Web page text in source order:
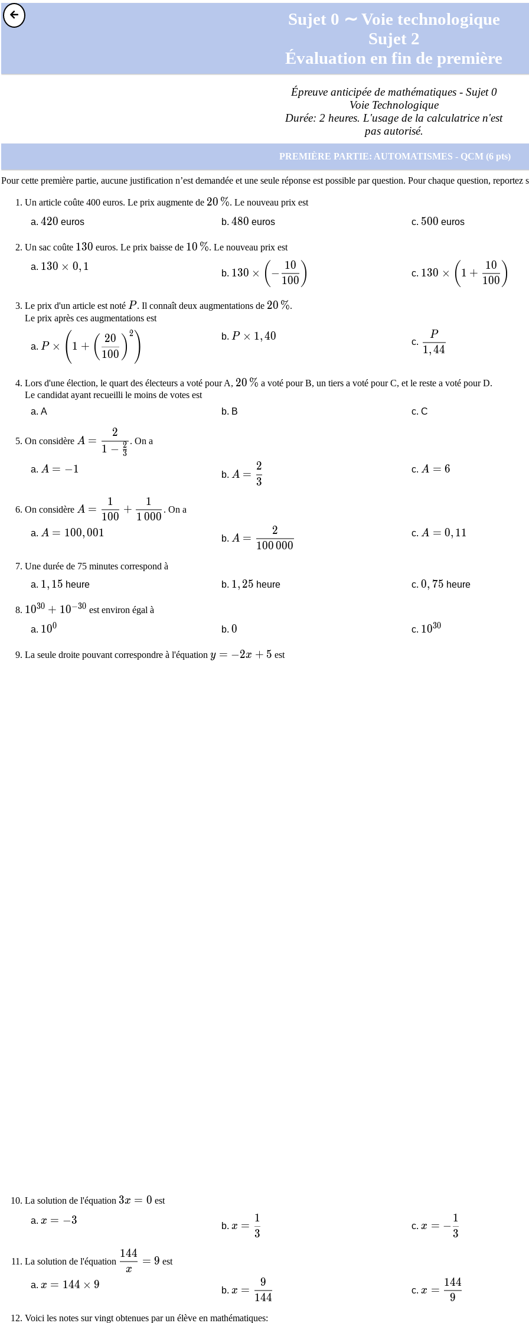
Sujet 0 ∼ Voie technologique
Sujet 2
Évaluation en fin de première
Épreuve anticipée de mathématiques - Sujet 0
Voie Technologique
Durée: 2 heures. L'usage de la calculatrice n'est
pas autorisé.
PREMIÈRE PARTIE: AUTOMATISMES - QCM (6 pts)
Pour cette première partie, aucune justification n’est demandée et une seule réponse est possible par question. Pour chaque question,
Un article coûte 400 euros. Le prix augmente de 20\,\%
20 %. Le nouveau prix est
420
420 euros 480
480 euros 500
500 euros
Un sac coûte 130
130 euros. Le prix baisse de 10\,\%
10 %. Le nouveau prix est
130 \times 0,1
130 × 0, 1 130 \times\left(-\dfrac{10}{100}\right)
130 × ( −
100
10 ) 130
130 × ( 1 +
100
10 )
Le prix d'un article est noté P
P. Il connaît deux augmentations de 20\,\%
20 %.
Le prix après ces augmentations est
P \times\left(1+\left(\dfrac{20}{100}\right)^{2}\right)
P × ( 1 + ( 100
20 ) 2 ) P \times 1,40
P × 1,40
\dfrac{P}{1,44}
1,44
P
Lors d'une élection, le quart des électeurs a voté pour A, 20\,\%
20 % a voté pour B, un tiers a voté pour C, et le reste a voté pour D.
Le candidat ayant recueilli le moins de votes est
A
B C
On considère A=\dfrac{2}{1-\frac{2}{3}}
A =
1 − 3
2
2
. On a
A = -1
A = −1 A = \dfrac{2}{3}
A =
3
2 A=6
A = 6
On considère A=\dfrac{1}{100}+\dfrac{1}{1\,000}
A =
100
1
+
1 000
1
. On a
A = 100,001
A = 100,001 A = \dfrac{2}{100\,000}
A =
100000
2 A = 0,11
A = 0, 11
Une durée de 75 minutes correspond à
1,15
1, 15 heure 1,25
1, 25 heure 0,75
0, 75 heure
10^{30}+10^{-30}
1030 + 10−30 est environ égal à
10^{0}
100 0
0 10^{30}
1030
La seule droite pouvant correspondre à l'équation y = -2 x + 5
y = −2x + 5 est
La solution de l'équation 3 x=0
3x = 0 est
x=-3
x = −3 x=\dfrac{1}{3}
x =
3
1 x=-\dfrac{1}{3}
x = −
3
1
La solution de l'équation \dfrac{144}{x}=9
x
144
= 9 est
x=144 \times 9
x = 144 × 9 x=\dfrac{9}{144}
x =
144
9 x=\dfrac{144}{9}
x =
9
144
Voici les notes sur vingt obtenues par un élève en mathématiques: